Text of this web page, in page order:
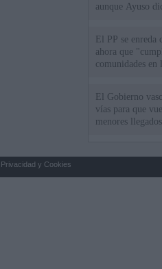
aunque Ayuso
El PP se
ahora que
comunidades en
El Gobierno
vías para que
menores
Privacidad y Cookies